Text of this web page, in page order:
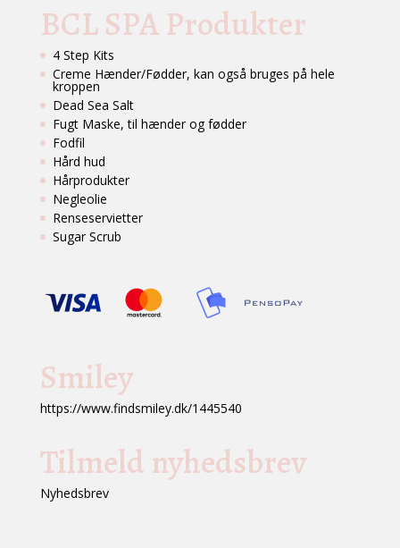
BCL SPA Produkter
4 Step Kits
Creme Hænder/Fødder, kan også bruges på hele
kroppen
Dead Sea Salt
Fugt Maske, til hænder og fødder
Fodfil
Hård hud
Hårprodukter
Negleolie
Renseservietter
Sugar Scrub
Smiley
https://www.findsmiley.dk/1445540
Tilmeld nyhedsbrev
Nyhedsbrev